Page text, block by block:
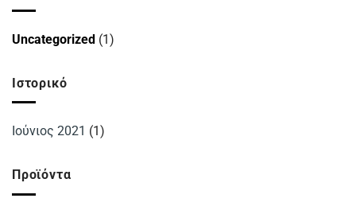
Uncategorized (1)
Ιστορικό
Ιούνιος 2021 (1)
Προϊόντα